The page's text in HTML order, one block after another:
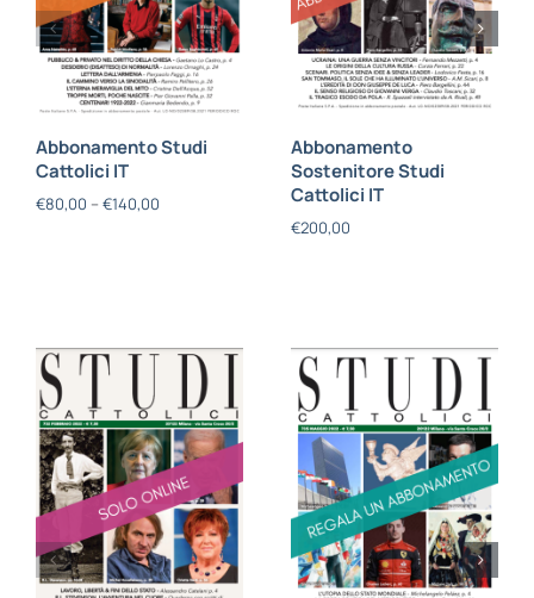
Abbonamento Studi
Cattolici IT
€80,00 – €140,00
Abbonamento
Sostenitore Studi
Cattolici IT
€200,00